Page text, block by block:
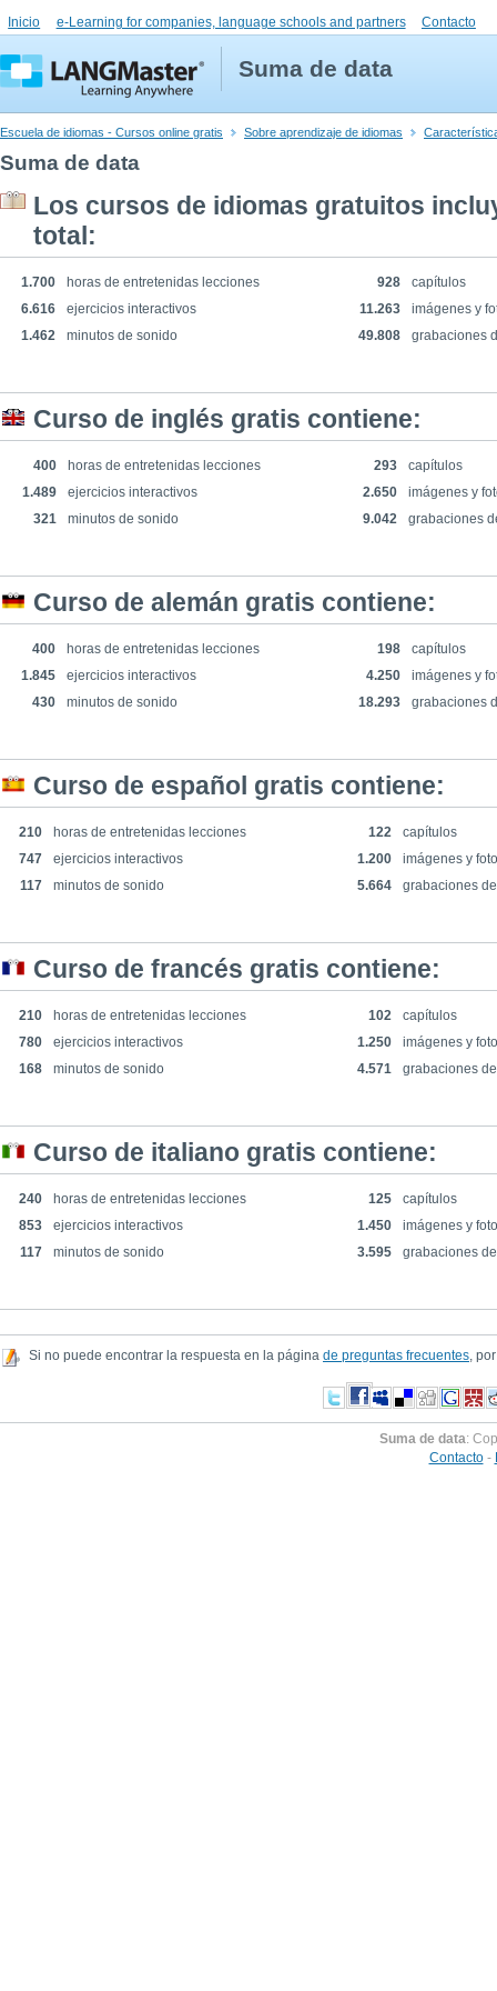
Inicio e-Learning for companies, language schools and partners Contacto
Suma de data
Escuela de idiomas - Cursos online gratis Sobre aprendizaje de idiomas
Suma de data
Los cursos de idiomas gratuitos
total:
1.700 horas de entretenidas lecciones 928
capítulos
6.616
ejercicios interactivos 11.263
imágenes y
1.462
minutos de sonido 49.808 grabaciones
Curso de inglés gratis contiene:
400 horas de entretenidas lecciones 293
capítulos
1.489
ejercicios interactivos 2.650
imágenes y
321
minutos de sonido 9.042 grabaciones
Curso de alemán gratis contiene:
400 horas de entretenidas lecciones 198
capítulos
1.845
ejercicios interactivos 4.250
imágenes y
430
minutos de sonido 18.293 grabaciones
Curso de español gratis contiene:
210 horas de entretenidas lecciones 122
capítulos
747
ejercicios interactivos 1.200
imágenes y
117
minutos de sonido 5.664 grabaciones
Curso de francés gratis contiene:
210 horas de entretenidas lecciones 102
capítulos
780
ejercicios interactivos 1.250
imágenes y
168
minutos de sonido 4.571 grabaciones
Curso de italiano gratis contiene:
240 horas de entretenidas lecciones 125
capítulos
853
ejercicios interactivos 1.450
imágenes y
117
minutos de sonido 3.595 grabaciones
Si no puede encontrar la respuesta en la página de preguntas frecuentes,
Suma de data:
Contacto-